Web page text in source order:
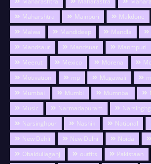
Maharshtra
Mainpuri Makdone
Malwa
Mandideep Mandla
Mandsaur
Mandsuar Manmpuri
Meerut
Mexico Morena
Motivation
mp Mugawali
Mumbai
Mumbi Mumnbai
Music
Narmadapuram
Narsinghpur
Nashik National
New Dehli
New Delhi Noida
Obaidullaganj
outfits Pakistaan